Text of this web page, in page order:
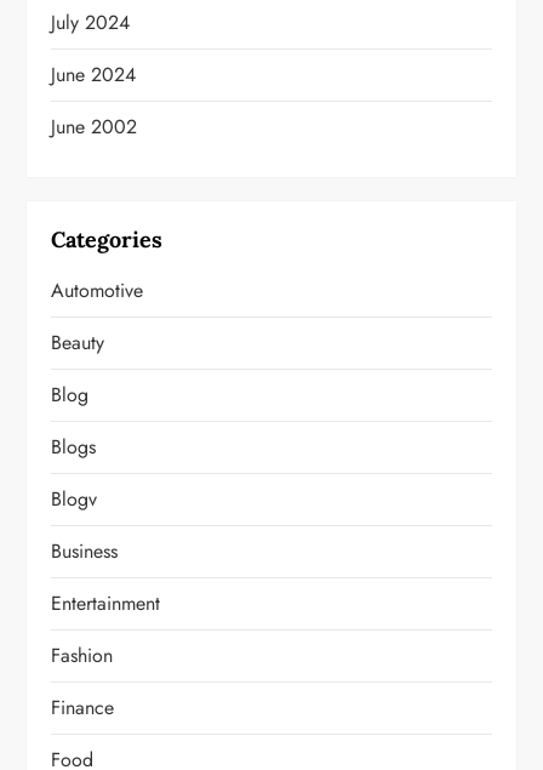
July 2024
June 2024
June 2002
Categories
Automotive
Beauty
Blog
Blogs
Blogv
Business
Entertainment
Fashion
Finance
Food